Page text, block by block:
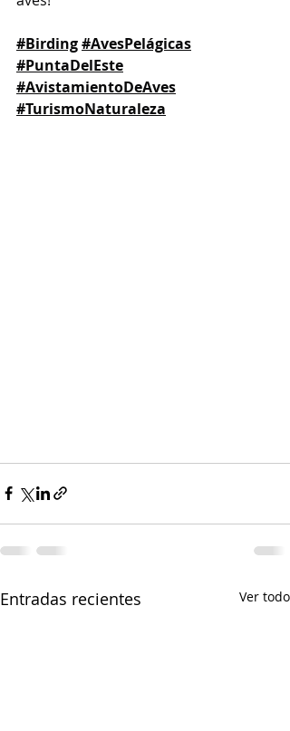
#Birding#AvesPelágicas
#PuntaDelEste
#AvistamientoDeAves
#TurismoNaturaleza
Entradas recientes Ver todo